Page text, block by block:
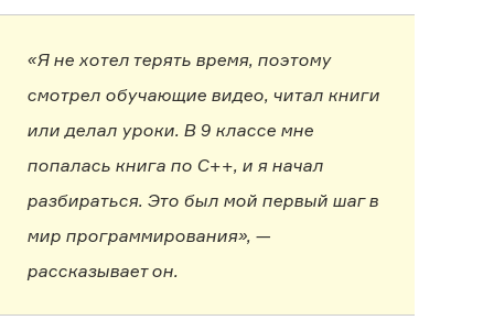
«Я не хотел терять время, поэтому
смотрел обучающие видео, читал книги
или делал уроки. В 9 классе мне
попалась книга по C++, и я начал
разбираться. Это был мой первый шаг в
мир программирования», —
рассказывает он.